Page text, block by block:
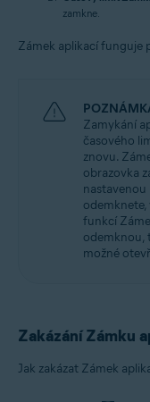
zamkne.
Zámek aplikací funguje
Zamykání
časového
znovu.
obrazovka
nastavenou
funkcí
odemknou,
možné
Zakázání Zámku
Jak zakázat Zámek